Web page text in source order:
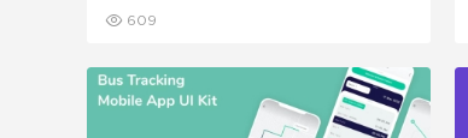
609